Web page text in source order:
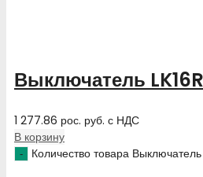
Выключатель
1 277.86 рос. руб. с НДС
В корзину
Количество товара